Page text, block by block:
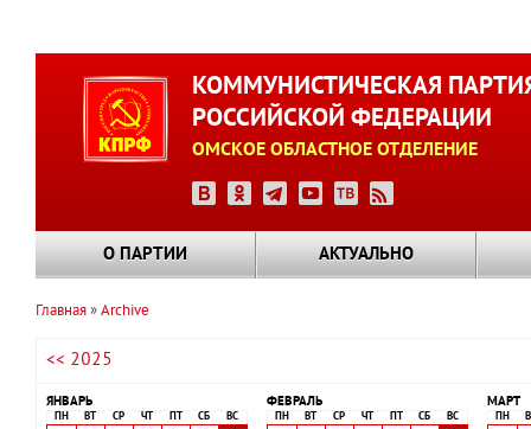
КОММУНИСТИЧЕСКАЯ
РОССИЙСКОЙ ФЕДЕРАЦИИ
ОМСКОЕ ОБЛАСТНОЕ ОТДЕЛЕНИЕ
О ПАРТИИ АКТУАЛЬНО
навигации
Главная Archive
<< 2025
ЯНВАРЬ
ПН ВТ СР ЧТ СБ ВС
ФЕВРАЛЬ
ПН ВТ СР ЧТ СБ ВС
МАРТ
ПН